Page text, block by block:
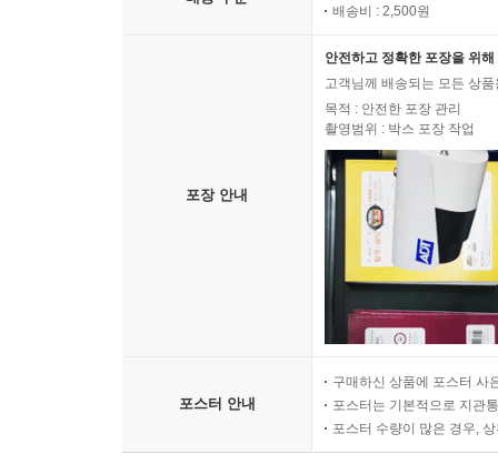
배송비 : 2,500원
포장 안내
안전하고 정확한 포장을 위
고객님께 배송되는 모든 상
목적 : 안전한 포장 관리
촬영범위 : 박스 포장 작업
포스터 안내
구매하신 상품에 포스터 사
포스터는 기본적으로 지관
포스터 수량이 많은 경우,